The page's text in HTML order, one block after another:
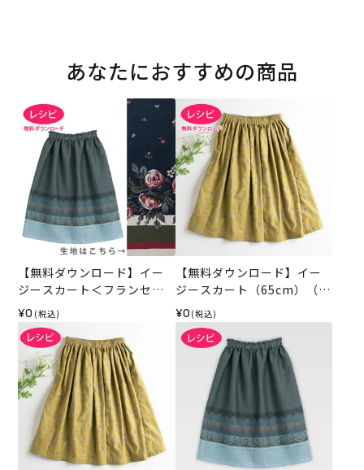
あなたにおすすめの商品
【無料ダウンロード】イー
ジースカート＜フランセィ
ズ ボーディユー・ド・ロー
ズ 65cm＞（レシピ）
¥0 (税込)
【無料ダウンロード】イー
ジースカート（65cm）（レ
シピ）
¥0 (税込)